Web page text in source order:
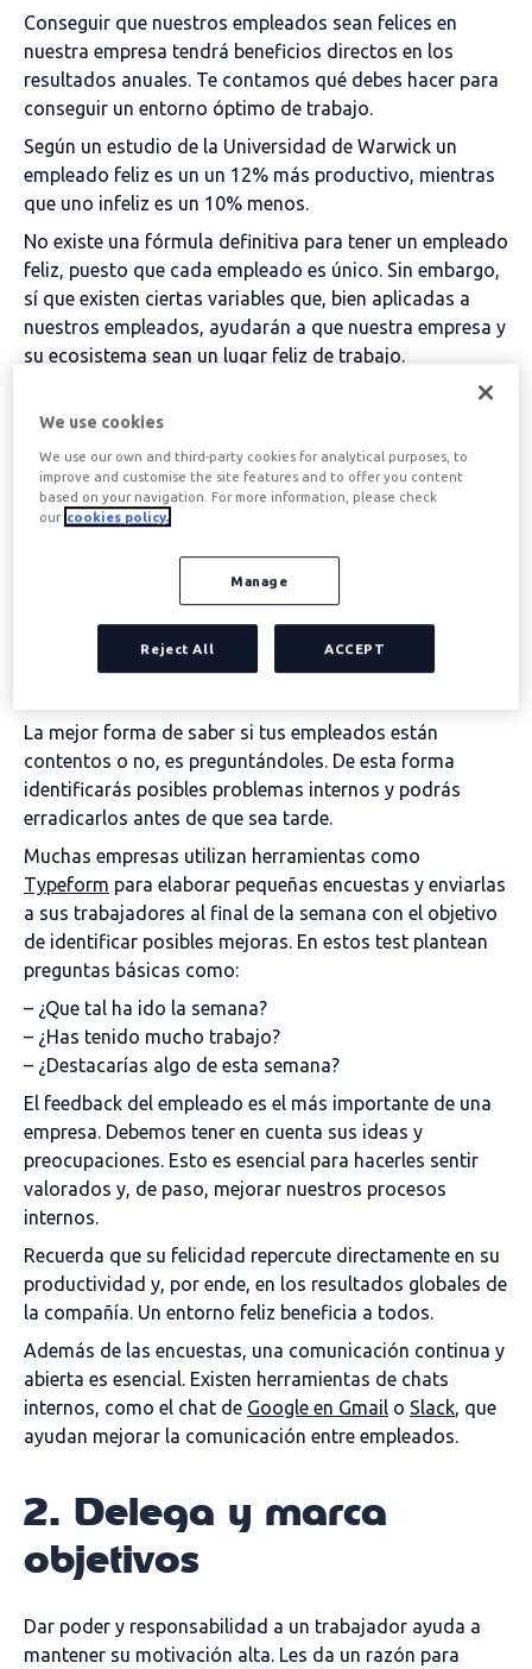
Conseguir que nuestros empleados sean felices en
nuestra empresa tendrá beneficios directos en los
resultados anuales. Te contamos qué debes hacer para
conseguir un entorno óptimo de trabajo.
Según un estudio de la Universidad de Warwick un
empleado feliz es un un 12% más productivo, mientras
que uno infeliz es un 10% menos.
No existe una fórmula definitiva para tener un empleado
feliz, puesto que cada empleado es único. Sin embargo,
sí que existen ciertas variables que, bien aplicadas a
nuestros empleados, ayudarán a que nuestra empresa y
su ecosistema sean un lugar feliz de trabajo.
Tabla de contenidos
1. Escucha a tus
empleados
La mejor forma de saber si tus empleados están
contentos o no, es preguntándoles. De esta forma
identificarás posibles problemas internos y podrás
erradicarlos antes de que sea tarde.
Muchas empresas utilizan herramientas como
Typeform para elaborar pequeñas encuestas y enviarlas
a sus trabajadores al final de la semana con el objetivo
de identificar posibles mejoras. En estos test plantean
preguntas básicas como:
– ¿Que tal ha ido la semana?
– ¿Has tenido mucho trabajo?
– ¿Destacarías algo de esta semana?
El feedback del empleado es el más importante de una
empresa. Debemos tener en cuenta sus ideas y
preocupaciones. Esto es esencial para hacerles sentir
valorados y, de paso, mejorar nuestros procesos
internos.
Recuerda que su felicidad repercute directamente en su
productividad y, por ende, en los resultados globales de
la compañía. Un entorno feliz beneficia a todos.
Además de las encuestas, una comunicación continua y
abierta es esencial. Existen herramientas de chats
internos, como el chat de Google en Gmail o Slack, que
ayudan mejorar la comunicación entre empleados.
2. Delega y marca
objetivos
Dar poder y responsabilidad a un trabajador ayuda a
mantener su motivación alta. Les da un razón para
We use cookies
We use our own and third-party cookies for analytical purposes, to
improve and customise the site features and to offer you content
based on your navigation. For more information, please check
our cookies policy.
Manage
Reject All ACCEPT